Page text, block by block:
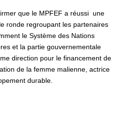
que le MPFEF a réussi une
ronde regroupant les partenaires
le Système des Nations
et la partie gouvernementale
direction pour le financement de
de la femme malienne, actrice
durable.